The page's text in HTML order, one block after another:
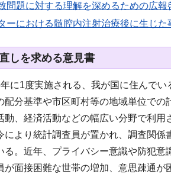
問題に対する理解を深めるための広報
ーにおける髄腔内注射治療後に生じ
しを求める意見書
に1度実施される、我が国に住んで
配分基準や市区町村等の地域単位で
、経済活動などの幅広い分野で利用
により統計調査員が置かれ、調査関
。近年、プライバシー意識や防犯
面接困難な世帯の増加、意思疎通